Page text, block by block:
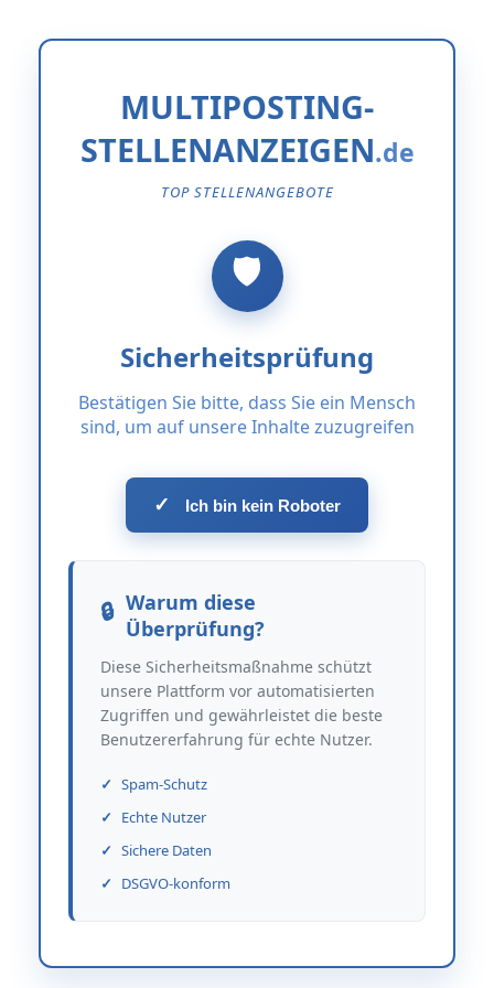
MULTIPOSTING-
STELLENANZEIGEN
TOP STELLENANGEBOTE
Sicherheitsprüfung
Bestätigen Sie bitte, dass Sie ein Mensch
sind, um auf unsere Inhalte zuzugreifen
✓ Ich bin kein Roboter
Warum diese
Überprüfung?
Diese Sicherheitsmaßnahme schützt
unsere Plattform vor automatisierten
Zugriffen und gewährleistet die beste
Benutzererfahrung für echte Nutzer.
Spam-Schutz
Echte Nutzer
Sichere Daten
DSGVO-konform